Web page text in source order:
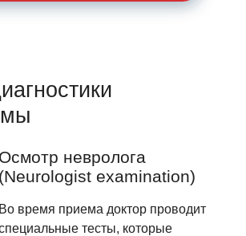
Осмотр невролога
(Neurologist examination)
Во время приема доктор проводит
тесты, которые